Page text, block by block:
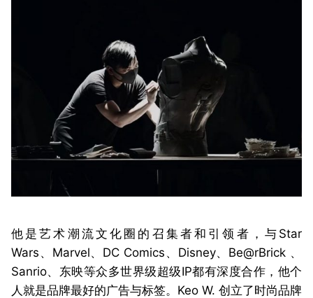
他是艺术潮流文化圈的召集者和引领者，与Star
Wars、Marvel、DC Comics、Disney、Be@rBrick 、
Sanrio、东映等众多世界级超级IP都有深度合作，他个
人就是品牌最好的广告与标签。Keo W. 创立了时尚品牌